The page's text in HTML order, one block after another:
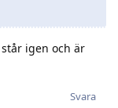
igen och är
Svara